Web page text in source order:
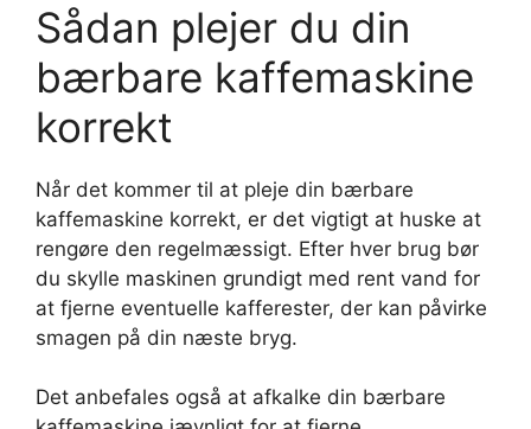
Sådan plejer du din
bærbare kaffemaskine
korrekt
Når det kommer til at pleje din bærbare
kaffemaskine korrekt, er det vigtigt at huske at
rengøre den regelmæssigt. Efter hver brug bør
du skylle maskinen grundigt med rent vand for
at fjerne eventuelle kafferester, der kan påvirke
smagen på din næste bryg.
Det anbefales også at afkalke din bærbare